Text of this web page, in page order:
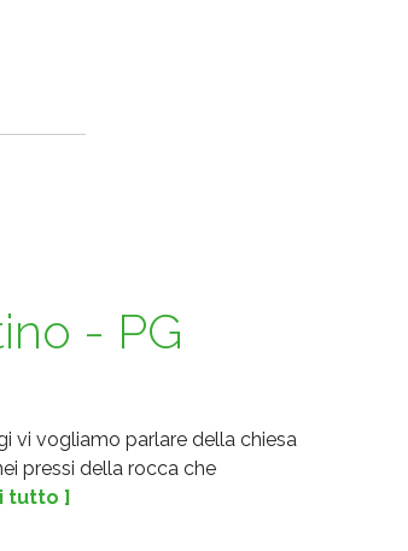
- PG
vi vogliamo parlare della chiesa
pressi della rocca che
tutto ]